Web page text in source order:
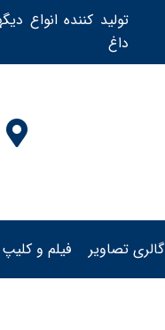
تولید کننده انواع
داغ ​
گالری تصاویر فیلم و کلیپ